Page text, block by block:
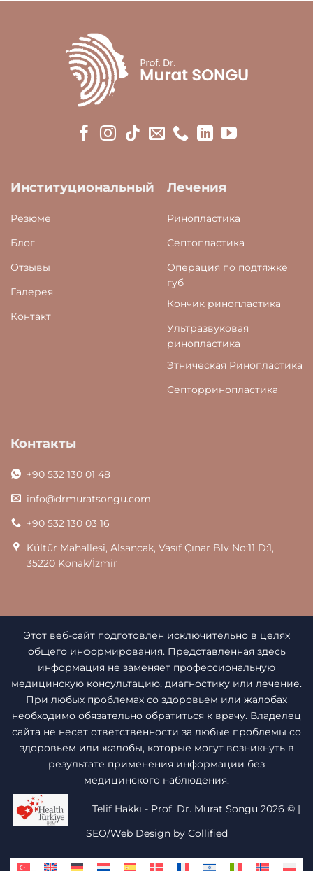
Институциональный
Резюме
Блог
Отзывы
Галерея
Контакт
Лечения
Ринопластика
Септопластика
Операция по подтяжке
губ
Кончик ринопластика
Ультразвуковая
ринопластика
Этническая Ринопластика
Септорринопластика
Контакты
+90 532 130 01 48‬
info@drmuratsongu.com
+90 532 130 03 16
Kültür Mahallesi, Alsancak, Vasıf Çınar Blv No:11 D:1,
35220 Konak/İzmir
Этот веб-сайт подготовлен исключительно в целях
общего информирования. Представленная здесь
информация не заменяет профессиональную
медицинскую консультацию, диагностику или лечение.
При любых проблемах со здоровьем или жалобах
необходимо обязательно обратиться к врачу. Владелец
сайта не несет ответственности за любые проблемы со
здоровьем или жалобы, которые могут возникнуть в
результате применения информации без
медицинского наблюдения.
Telif Hakkı - Prof. Dr. Murat Songu 2026 © |
SEO/Web Design by Collified